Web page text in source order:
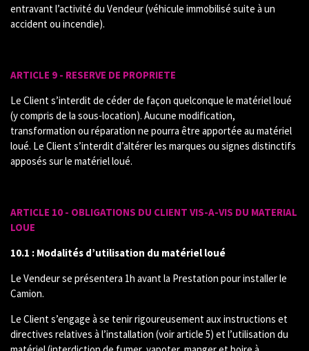
entravant l’activité du Vendeur (véhicule immobilisé suite à un
accident ou incendie).
ARTICLE 9 - RESERVE DE PROPRIETE
Le Client s’interdit de céder de façon quelconque le matériel loué
(y compris de la sous-location). Aucune modification,
transformation ou réparation ne pourra être apportée au matériel
loué. Le Client s’interdit d’altérer les marques ou signes distinctifs
apposés sur le matériel loué.
ARTICLE 10 - OBLIGATIONS DU CLIENT VIS-A-VIS DU MATERIAL
LOUE
10.1 : Modalités d’utilisation du matériel loué
Le Vendeur se présentera 1h avant la Prestation pour installer le
Camion.
Le Client s’engage à se tenir rigoureusement aux instructions et
directives relatives à l’installation (voir article 5) et l’utilisation du